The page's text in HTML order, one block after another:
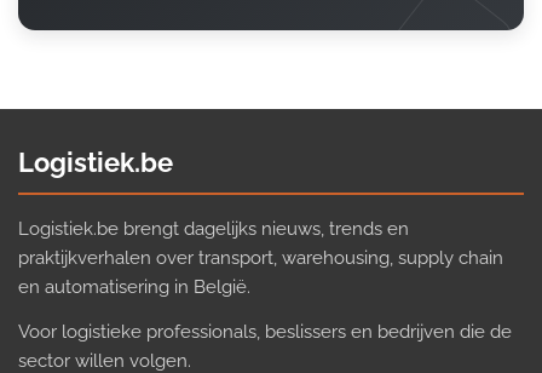
Logistiek.be
Logistiek.be brengt dagelijks nieuws, trends en
praktijkverhalen over transport, warehousing, supply chain
en automatisering in België.
Voor logistieke professionals, beslissers en bedrijven die de
sector willen volgen.